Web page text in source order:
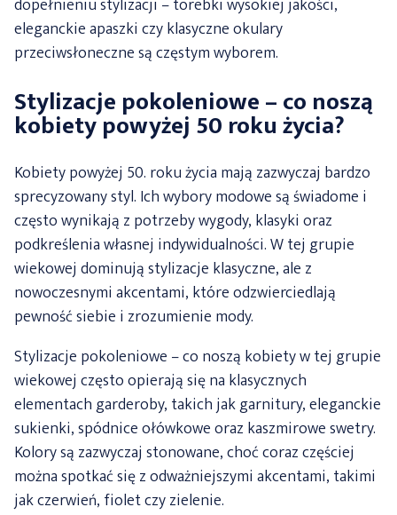
eleganckie apaszki czy klasyczne okulary
przeciwsłoneczne są częstym wyborem.
Stylizacje pokoleniowe – co noszą
kobiety powyżej 50 roku życia?
Kobiety powyżej 50. roku życia mają zazwyczaj bardzo
sprecyzowany styl. Ich wybory modowe są świadome i
często wynikają z potrzeby wygody, klasyki oraz
podkreślenia własnej indywidualności. W tej grupie
wiekowej dominują stylizacje klasyczne, ale z
nowoczesnymi akcentami, które odzwierciedlają
pewność siebie i zrozumienie mody.
Stylizacje pokoleniowe – co noszą kobiety w tej grupie
wiekowej często opierają się na klasycznych
elementach garderoby, takich jak garnitury, eleganckie
sukienki, spódnice ołówkowe oraz kaszmirowe swetry.
Kolory są zazwyczaj stonowane, choć coraz częściej
można spotkać się z odważniejszymi akcentami, takimi
jak czerwień, fiolet czy zielenie.